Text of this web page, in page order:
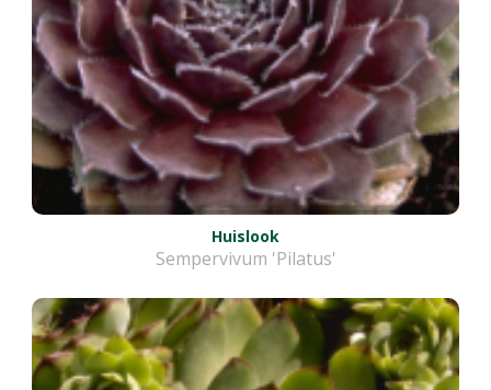
Huislook
Sempervivum 'Pilatus'